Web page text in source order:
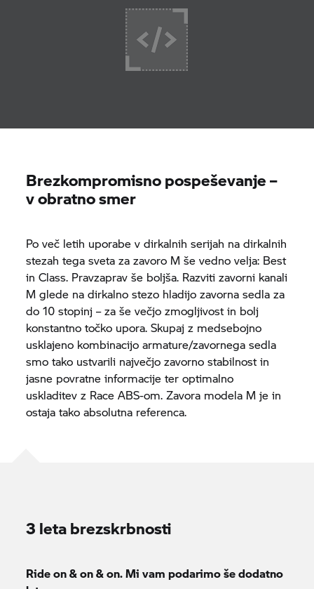
Brezkompromisno pospeševanje –
v obratno smer
Po več letih uporabe v dirkalnih serijah na dirkalnih
stezah tega sveta za zavoro M še vedno velja: Best
in Class. Pravzaprav še boljša. Razviti zavorni kanali
M glede na dirkalno stezo hladijo zavorna sedla za
do 10 stopinj – za še večjo zmogljivost in bolj
konstantno točko upora. Skupaj z medsebojno
usklajeno kombinacijo armature/zavornega sedla
smo tako ustvarili največjo zavorno stabilnost in
jasne povratne informacije ter optimalno
uskladitev z Race ABS-om. Zavora modela M je in
ostaja tako absolutna referenca.
3 leta brezskrbnosti
Ride on & on & on. Mi vam podarimo še dodatno